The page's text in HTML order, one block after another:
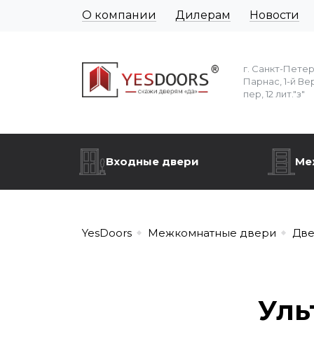
О компании Дилерам Новости
г. Санкт-
Парнас, 1-й
пер, 12 лит."з"
Входные двери
YesDoors Межкомнатные двери